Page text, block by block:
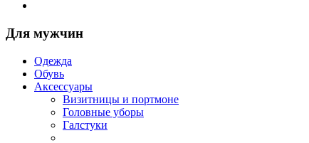
Для мужчин
Одежда
Обувь
Аксессуары
Визитницы и портмоне
Головные уборы
Галстуки